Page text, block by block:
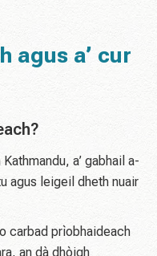
agus a’ cur
a’ gabhail a-
agus leigeil dheth nuair
carbad prìobhaideach
an dà dhòigh